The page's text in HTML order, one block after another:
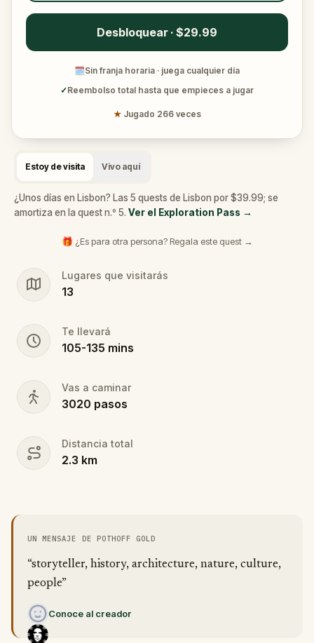
Desbloquear · $29.99
🗓Sin franja horaria · juega cualquier día
✓Reembolso total hasta que empieces a jugar
★ Jugado 266 veces
Estoy de visita Vivo aquí
¿Unos días en Lisbon? Las 5 quests de Lisbon por $39.99; se
amortiza en la quest n.º 5. Ver el Exploration Pass →
🎁 ¿Es para otra persona? Regala este quest →
Lugares que visitarás
13
Te llevará
105-135 mins
Vas a caminar
3020 pasos
Distancia total
2.3 km
UN MENSAJE DE POTHOFF GOLD
“storyteller, history, architecture, nature, culture,
people”
Conoce al creador